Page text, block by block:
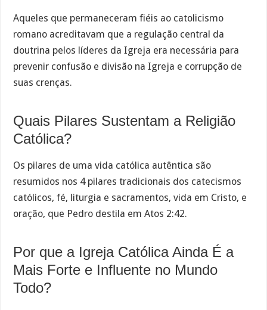
Aqueles que permaneceram fiéis ao catolicismo
romano acreditavam que a regulação central da
doutrina pelos líderes da Igreja era necessária para
prevenir confusão e divisão na Igreja e corrupção de
suas crenças.
Quais Pilares Sustentam a Religião
Católica?
Os pilares de uma vida católica autêntica são
resumidos nos 4 pilares tradicionais dos catecismos
católicos, fé, liturgia e sacramentos, vida em Cristo, e
oração, que Pedro destila em Atos 2:42.
Por que a Igreja Católica Ainda É a
Mais Forte e Influente no Mundo
Todo?